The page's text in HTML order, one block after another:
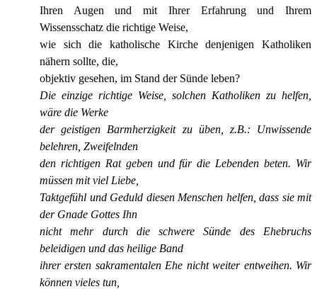
Ihren Augen und mit Ihrer Erfahrung und Ihrem
Wissensschatz die richtige Weise,
wie sich die katholische Kirche denjenigen Katholiken
nähern sollte, die,
objektiv gesehen, im Stand der Sünde leben?
Die einzige richtige Weise, solchen Katholiken zu helfen,
wäre die Werke
der geistigen Barmherzigkeit zu üben, z.B.: Unwissende
belehren, Zweifelnden
den richtigen Rat geben und für die Lebenden beten. Wir
müssen mit viel Liebe,
Taktgefühl und Geduld diesen Menschen helfen, dass sie mit
der Gnade Gottes Ihn
nicht mehr durch die schwere Sünde des Ehebruchs
beleidigen und das heilige Band
ihrer ersten sakramentalen Ehe nicht weiter entweihen. Wir
können vieles tun,